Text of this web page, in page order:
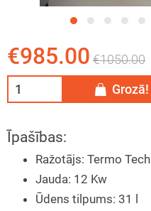
€985.00 €1050.00
Grozā!
Īpašības:
Ražotājs: Termo Tech
Jauda: 12 Kw
Ūdens tilpums: 31 l
instrukcija
konkurss